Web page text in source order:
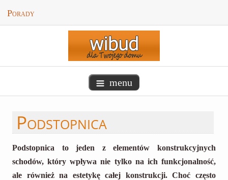
Porady
menu
Podstopnica
Podstopnica to jeden z elementów konstrukcyjnych
schodów, który wpływa nie tylko na ich funkcjonalność,
ale również na estetykę całej konstrukcji. Choć często